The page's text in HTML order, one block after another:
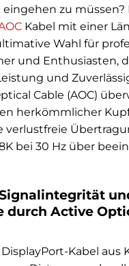
zu müssen?
Kabel mit einer
Wahl für
und Enthusiasten,
und
Cable (AOC)
herkömmlicher
verlustfreie
bei 30 Hz über
durch Active
Kabel aus